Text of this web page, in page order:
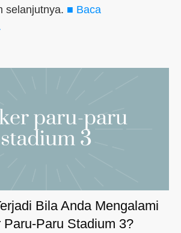
selanjutnya. ■ Baca
Bila Anda Mengalami
Paru-Paru Stadium 3?